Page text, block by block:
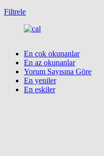
Filtrele
En çok okunanlar
En az okunanlar
Yorum Sayısına Göre
En yeniler
En eskiler